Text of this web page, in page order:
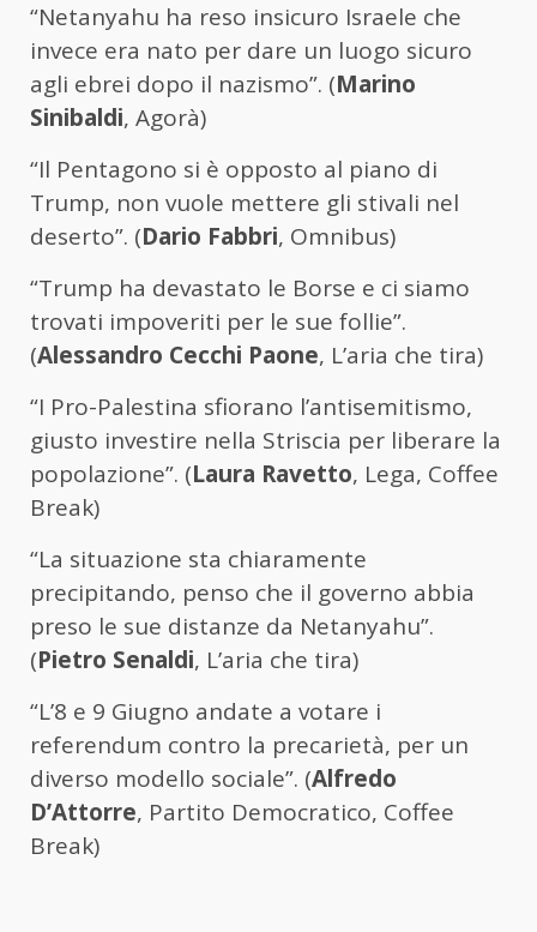
“Netanyahu ha reso insicuro Israele che
invece era nato per dare un luogo sicuro
agli ebrei dopo il nazismo”. (Marino
Sinibaldi, Agorà)
“Il Pentagono si è opposto al piano di
Trump, non vuole mettere gli stivali nel
deserto”. (Dario Fabbri, Omnibus)
“Trump ha devastato le Borse e ci siamo
trovati impoveriti per le sue follie”.
(Alessandro Cecchi Paone, L’aria che tira)
“I Pro-Palestina sfiorano l’antisemitismo,
giusto investire nella Striscia per liberare la
popolazione”. (Laura Ravetto, Lega, Coffee
Break)
“La situazione sta chiaramente
precipitando, penso che il governo abbia
preso le sue distanze da Netanyahu”.
(Pietro Senaldi, L’aria che tira)
“L’8 e 9 Giugno andate a votare i
referendum contro la precarietà, per un
diverso modello sociale”. (Alfredo
D’Attorre, Partito Democratico, Coffee
Break)